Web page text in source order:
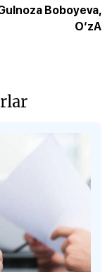
Boboyeva,
O‘zA